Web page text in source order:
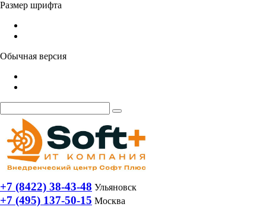
Размер шрифта
Обычная версия
+7 (8422) 38-43-48 Ульяновск
+7 (495) 137-50-15 Москва